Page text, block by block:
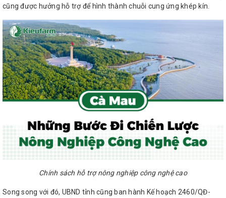
cũng được hưởng hỗ trợ để hình thành chuỗi cung ứng khép kín.
Chính sách hỗ trợ nông nghiệp công nghệ cao
Song song với đó, UBND tỉnh cũng ban hành Kế hoạch 2460/QĐ-